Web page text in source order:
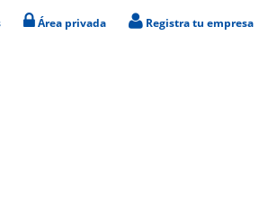
Registra tu empresa
Área privada